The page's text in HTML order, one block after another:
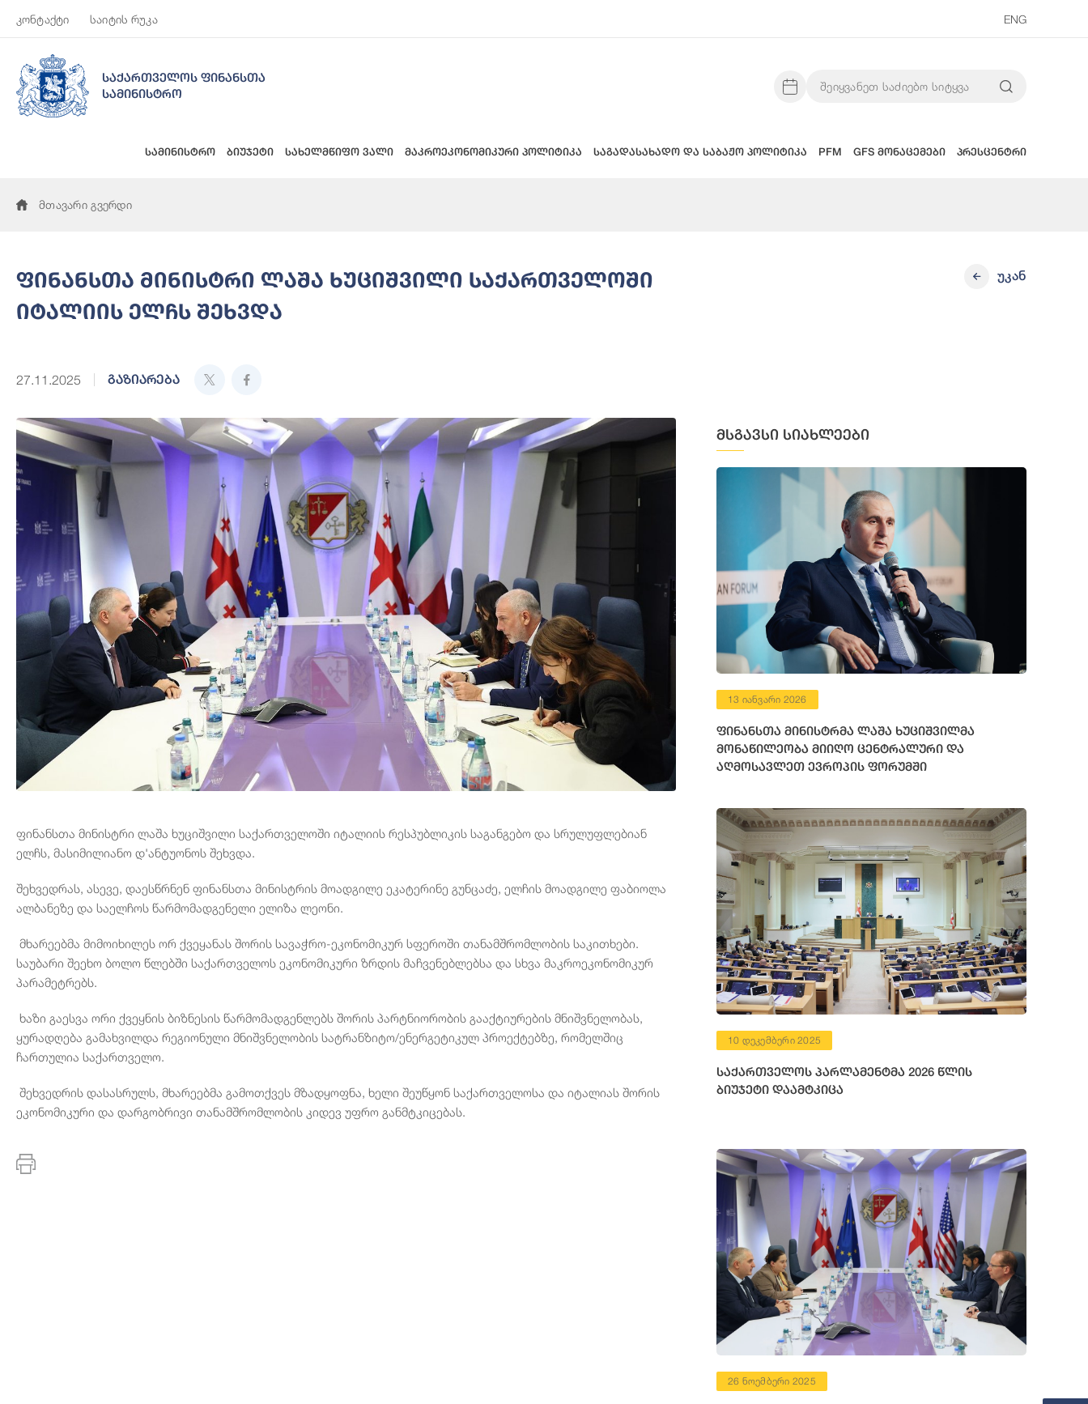
კონტაქტი საიტის რუკა ENG
საქართველოს ფინანსთა
სამინისტრო
სამინისტრო ბიუჯეტი სახელმწიფო ვალი მაკროეკონომიკური პოლიტიკა საგადასახადო და საბაჟო პოლიტიკა PFM GFS მონაცემები პრესცენტრი
მთავარი გვერდი
ფინანსთა მინისტრი ლაშა ხუციშვილი საქართველოში
იტალიის ელჩს შეხვდა
27.11.2025 გაზიარება
უკან
ფინანსთა მინისტრი ლაშა ხუციშვილი საქართველოში იტალიის რესპუბლიკის საგანგებო და სრულუფლებიან
ელჩს, მასიმილიანო დ'ანტუონოს შეხვდა.
შეხვედრას, ასევე, დაესწრნენ ფინანსთა მინისტრის მოადგილე ეკატერინე გუნცაძე, ელჩის მოადგილე ფაბიოლა
ალბანეზე და საელჩოს წარმომადგენელი ელიზა ლეონი.
მხარეებმა მიმოიხილეს ორ ქვეყანას შორის სავაჭრო-ეკონომიკურ სფეროში თანამშრომლობის საკითხები.
საუბარი შეეხო ბოლო წლებში საქართველოს ეკონომიკური ზრდის მაჩვენებლებსა და სხვა მაკროეკონომიკურ
პარამეტრებს.
ხაზი გაესვა ორი ქვეყნის ბიზნესის წარმომადგენლებს შორის პარტნიორობის გააქტიურების მნიშვნელობას,
ყურადღება გამახვილდა რეგიონული მნიშვნელობის სატრანზიტო/ენერგეტიკულ პროექტებზე, რომელშიც
ჩართულია საქართველო.
შეხვედრის დასასრულს, მხარეებმა გამოთქვეს მზადყოფნა, ხელი შეუწყონ საქართველოსა და იტალიას შორის
ეკონომიკური და დარგობრივი თანამშრომლობის კიდევ უფრო განმტკიცებას.
მსგავსი სიახლეები
13 იანვარი 2026
ფინანსთა მინისტრმა ლაშა ხუციშვილმა
მონაწილეობა მიიღო ცენტრალური და
აღმოსავლეთ ევროპის ფორუმში
10 დეკემბერი 2025
საქართველოს პარლამენტმა 2026 წლის
ბიუჯეტი დაამტკიცა
26 ნოემბერი 2025